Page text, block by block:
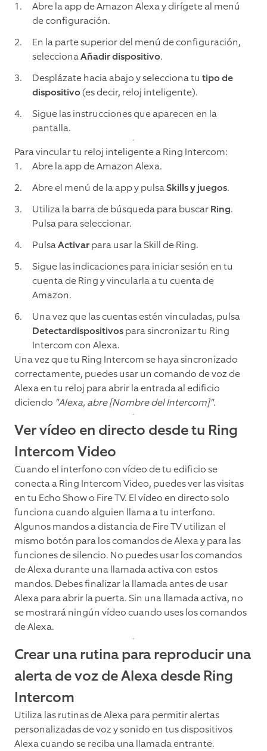
Abre la app de Amazon Alexa y dirígete al menú
de configuración.
En la parte superior del menú de configuración,
seleccionaAñadir dispositivo.
Desplázate hacia abajo y selecciona tu tipo de
dispositivo(es decir, reloj inteligente).
Sigue las instrucciones que aparecen en la
pantalla.
Para vincular tu reloj inteligente a Ring Intercom:
Abre la app de Amazon Alexa.
Abre el menú de la app y pulsaSkills y juegos.
Utiliza la barra de búsqueda para buscarRing.
Pulsa para seleccionar.
PulsaActivarpara usar la Skill de Ring.
Sigue las indicaciones para iniciar sesión en tu
cuenta de Ring y vincularla a tu cuenta de
Amazon.
Una vez que las cuentas estén vinculadas, pulsa
Detectardispositivospara sincronizar tu Ring
Intercom con Alexa.
Una vez que tu Ring Intercom se haya sincronizado
correctamente, puedes usar un comando de voz de
Alexa en tu reloj para abrir la entrada al edificio
diciendo "Alexa, abre [Nombre del Intercom]".
Ver vídeo en directo desde tu Ring
Intercom Video
Cuando el interfono con vídeo de tu edificio se
conecta a Ring Intercom Video, puedes ver las visitas
en tu Echo Show o Fire TV. El vídeo en directo solo
funciona cuando alguien llama a tu interfono.
Algunos mandos a distancia de Fire TV utilizan el
mismo botón para los comandos de Alexa y para las
funciones de silencio. No puedes usar los comandos
de Alexa durante una llamada activa con estos
mandos. Debes finalizar la llamada antes de usar
Alexa para abrir la puerta. Sin una llamada activa, no
se mostrará ningún vídeo cuando uses los comandos
de Alexa.
Crear una rutina para reproducir una
alerta de voz de Alexa desde Ring
Intercom
Utiliza las rutinas de Alexa para permitir alertas
personalizadas de voz y sonido en tus dispositivos
Alexa cuando se reciba una llamada entrante.